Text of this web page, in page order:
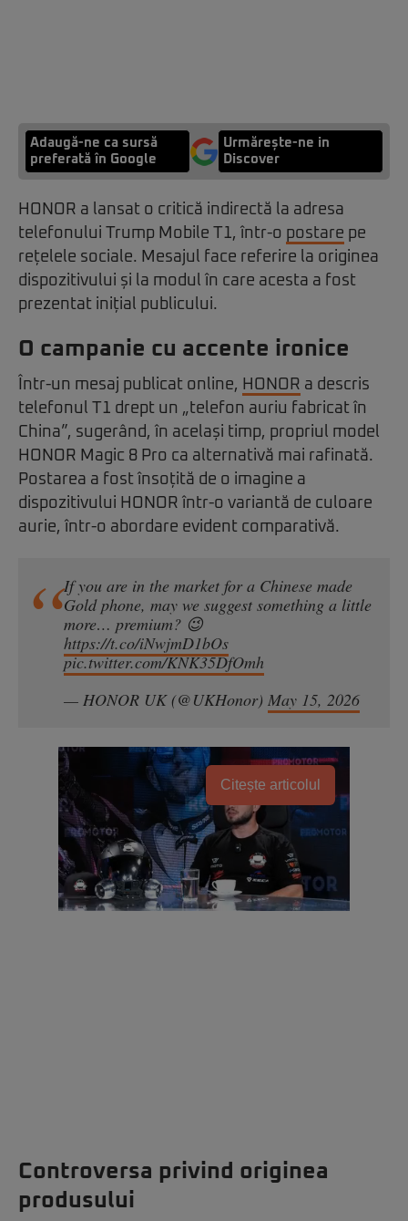
Adaugă-ne ca sursă
preferată în Google
Urmărește-ne in
Discover
HONOR a lansat o critică indirectă la adresa
telefonului Trump Mobile T1, într-o postare pe
rețelele sociale. Mesajul face referire la originea
dispozitivului și la modul în care acesta a fost
prezentat inițial publicului.
O campanie cu accente ironice
Într-un mesaj publicat online, HONOR a descris
telefonul T1 drept un „telefon auriu fabricat în
China”, sugerând, în același timp, propriul model
HONOR Magic 8 Pro ca alternativă mai rafinată.
Postarea a fost însoțită de o imagine a
dispozitivului HONOR într-o variantă de culoare
aurie, într-o abordare evident comparativă.
If you are in the market for a Chinese made
Gold phone, may we suggest something a little
more… premium? 😉
https://t.co/iNwjmD1bOs
pic.twitter.com/KNK35DfOmh
— HONOR UK (@UKHonor) May 15, 2026
Citește articolul
Controversa privind originea
produsului